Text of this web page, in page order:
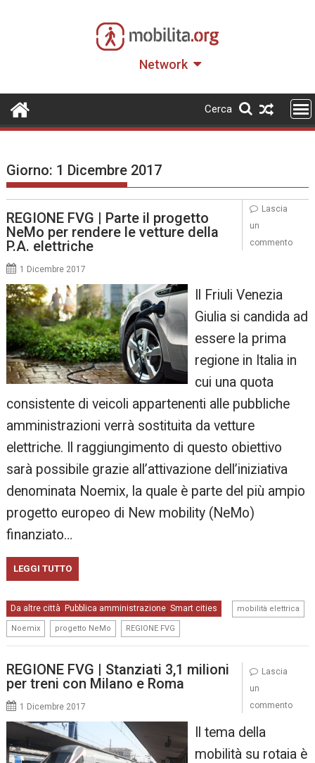
Network
Cerca
Giorno: 1 Dicembre 2017
REGIONE FVG | Parte il progetto
NeMo per rendere le vetture della
P.A. elettriche
1 Dicembre 2017
Il Friuli Venezia
Giulia si candida ad
essere la prima
regione in Italia in
cui una quota
consistente di veicoli appartenenti alle pubbliche
amministrazioni verrà sostituita da vetture
elettriche. Il raggiungimento di questo obiettivo
sarà possibile grazie all’attivazione dell’iniziativa
denominata Noemix, la quale è parte del più ampio
progetto europeo di New mobility (NeMo)
finanziato…
LEGGI TUTTO
Da altre città, Pubblica amministrazione,Smart cities mobilità elettrica
Noemix progetto NeMo REGIONE FVG
Lascia
un
commento
REGIONE FVG | Stanziati 3,1 milioni
per treni con Milano e Roma
1 Dicembre 2017
Il tema della
mobilità su rotaia è
Lascia
un
commento